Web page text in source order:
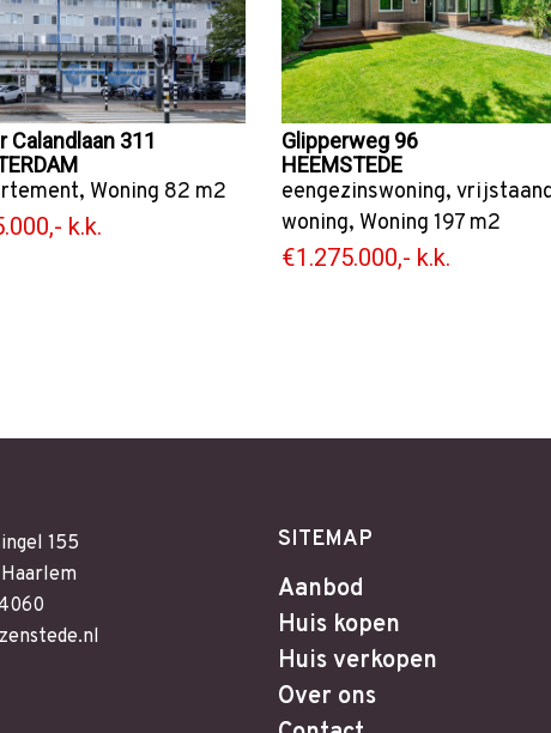
Calandlaan 311
, Woning 82 m2
k.k.
Glipperweg 96
HEEMSTEDE
eengezinswoning,
woning, Woning 197 m2
€1.275.000,- k.k.
155
SITEMAP
Aanbod
Huis kopen
Huis verkopen
Over ons